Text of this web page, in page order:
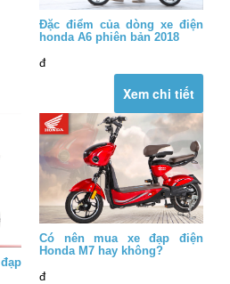
Đặc điểm của dòng xe điện
honda A6 phiên bản 2018
đ
Xem chi tiết
Có nên mua xe đạp điện
Honda M7 hay không?
đ